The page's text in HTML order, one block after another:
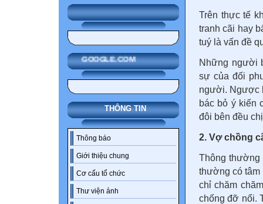
GOOGLE.COM
THÔNG TIN
Thông báo
Giới thiệu chung
Cơ cấu tổ chức
Thư viện ảnh
Trên thực tế
tranh cãi hay
tuý là vấn đề
Những người
sự của đối
người. Ngược
bác bỏ ý kiến
đôi bên đều
2. Vợ chồng
Thông thường
thường có tâm
chỉ chăm
chống đỡ nổi.